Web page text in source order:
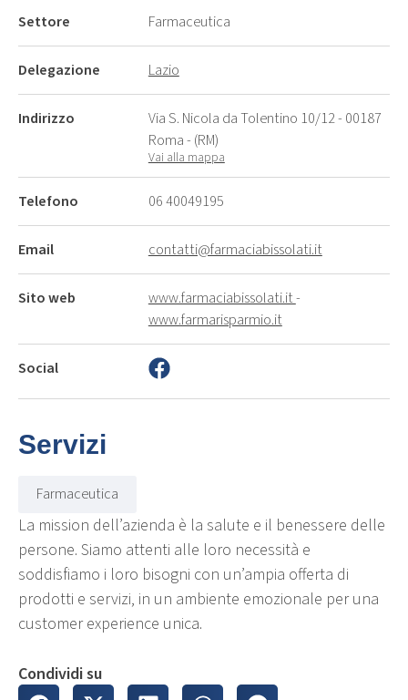
Settore Farmaceutica
Delegazione Lazio
Indirizzo
Via S. Nicola da Tolentino 10/12 - 00187
Roma - (RM)
Vai alla mappa
Telefono 06 40049195
Email contatti@farmaciabissolati.it
Sito web www.farmaciabissolati.it-
www.farmarisparmio.it
Social
Servizi
Farmaceutica
La mission dell’azienda è la salute e il benessere delle
persone. Siamo attenti alle loro necessità e
soddisfiamo i loro bisogni con un’ampia offerta di
prodotti e servizi, in un ambiente emozionale per una
customer experience unica.
Condividi su